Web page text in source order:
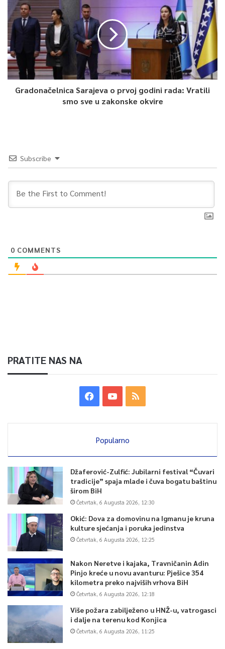
0
Article Rating
Gradonačelnica Sarajeva o prvoj godini rada: Vratili
smo sve u zakonske okvire
Subscribe
0 COMMENTS
PRATITE NAS NA
Popularno
Džaferović-Zulfić: Jubilarni festival “Čuvari
tradicije” spaja mlade i čuva bogatu baštinu
širom BiH
Četvrtak, 6 Augusta 2026, 12:30
Okić: Dova za domovinu na Igmanu je kruna
kulture sjećanja i poruka jedinstva
Četvrtak, 6 Augusta 2026, 12:25
Nakon Neretve i kajaka, Travničanin Adin
Pinjo kreće u novu avanturu: Pješice 354
kilometra preko najviših vrhova BiH
Četvrtak, 6 Augusta 2026, 12:18
Više požara zabilježeno u HNŽ-u, vatrogasci
i dalje na terenu kod Konjica
Četvrtak, 6 Augusta 2026, 11:25